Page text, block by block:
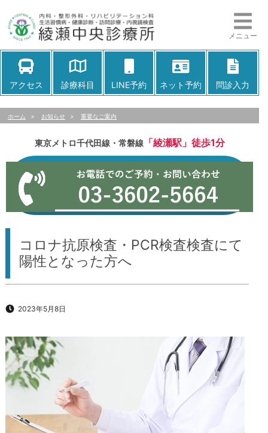
メニュー
アクセス 診療科目 LINE予約 ネット予約 問診入力
ホーム > お知らせ > 重要なご案内
東京メトロ千代田線・常磐線「綾瀬駅」徒歩1分
コロナ抗原検査・PCR検査検査にて
陽性となった方へ
2023年5月8日